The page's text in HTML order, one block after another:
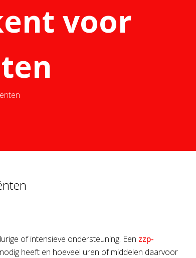
voor
of intensieve ondersteuning. Een zzp-
heeft en hoeveel uren of middelen daarvoor